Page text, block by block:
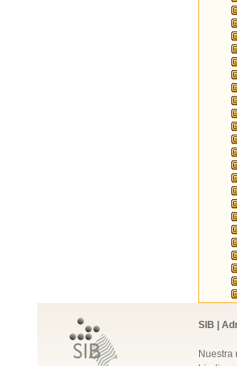
SIB |
Nuestra